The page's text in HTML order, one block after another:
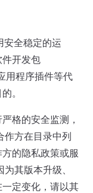
安全稳定的运
开发包
用程序插件等代
。
格的安全监测，
作方在目录中列
的隐私政策或服
其版本升级、
定变化，请以其